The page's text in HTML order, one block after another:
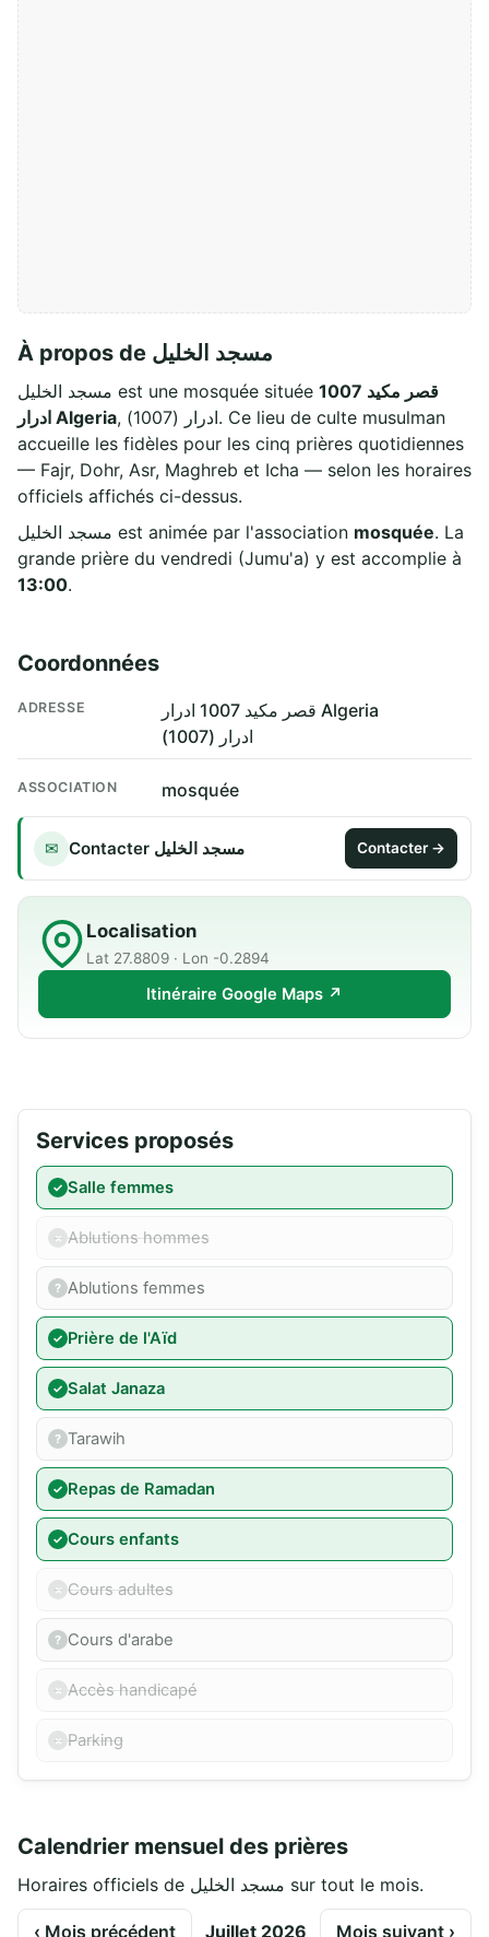
À propos de مسجد الخليل
مسجد الخليل est une mosquée située قصر مكيد 1007
ادرار Algeria, ادرار (1007). Ce lieu de culte musulman
accueille les fidèles pour les cinq prières quotidiennes
— Fajr, Dohr, Asr, Maghreb et Icha — selon les horaires
officiels affichés ci-dessus.
مسجد الخليل est animée par l'association mosquée. La
grande prière du vendredi (Jumu'a) y est accomplie à
13:00.
Coordonnées
ADRESSE
قصر مكيد 1007 ادرار Algeria
ادرار (1007)
ASSOCIATION mosquée
✉ Contacter مسجد الخليل Contacter →
Localisation
Lat 27.8809 · Lon -0.2894
Itinéraire Google Maps ↗
Services proposés
Salle femmes
Ablutions hommes
Ablutions femmes
Prière de l'Aïd
Salat Janaza
Tarawih
Repas de Ramadan
Cours enfants
Cours adultes
Cours d'arabe
Accès handicapé
Parking
Calendrier mensuel des prières
Horaires officiels de مسجد الخليل sur tout le mois.
‹ Mois précédent Juillet 2026 Mois suivant ›